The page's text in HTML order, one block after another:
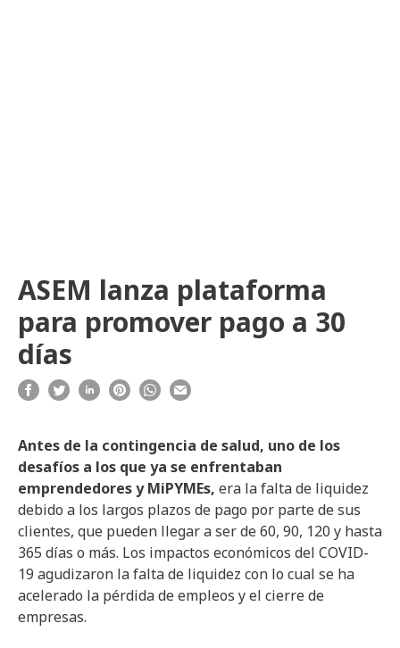
ASEM lanza plataforma
para promover pago a 30
días
Antes de la contingencia de salud, uno de los
desafíos a los que ya se enfrentaban
emprendedores y MiPYMEs, era la falta de liquidez
debido a los largos plazos de pago por parte de sus
clientes, que pueden llegar a ser de 60, 90, 120 y hasta
365 días o más. Los impactos económicos del COVID-
19 agudizaron la falta de liquidez con lo cual se ha
acelerado la pérdida de empleos y el cierre de
empresas.